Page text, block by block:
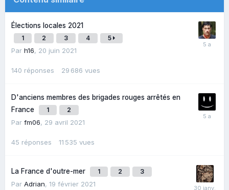
et sur notre site, bref à oublier cette mésaventure, on
vous l'avoue, très difficile à avaler.
Merci d'avance à vous tous.
L'équipe 3bikes.fr
Élections locales 2021
1 2 3 4 5
Par h16, 20 juin 2021
140 réponses 29 686 vues
D'anciens membres des brigades rouges arrêtés en
France
1 2
Par fm06, 29 avril 2021
45 réponses 11 535 vues
La France d'outre-mer 1 2 3
Par Adrian, 19 février 2021